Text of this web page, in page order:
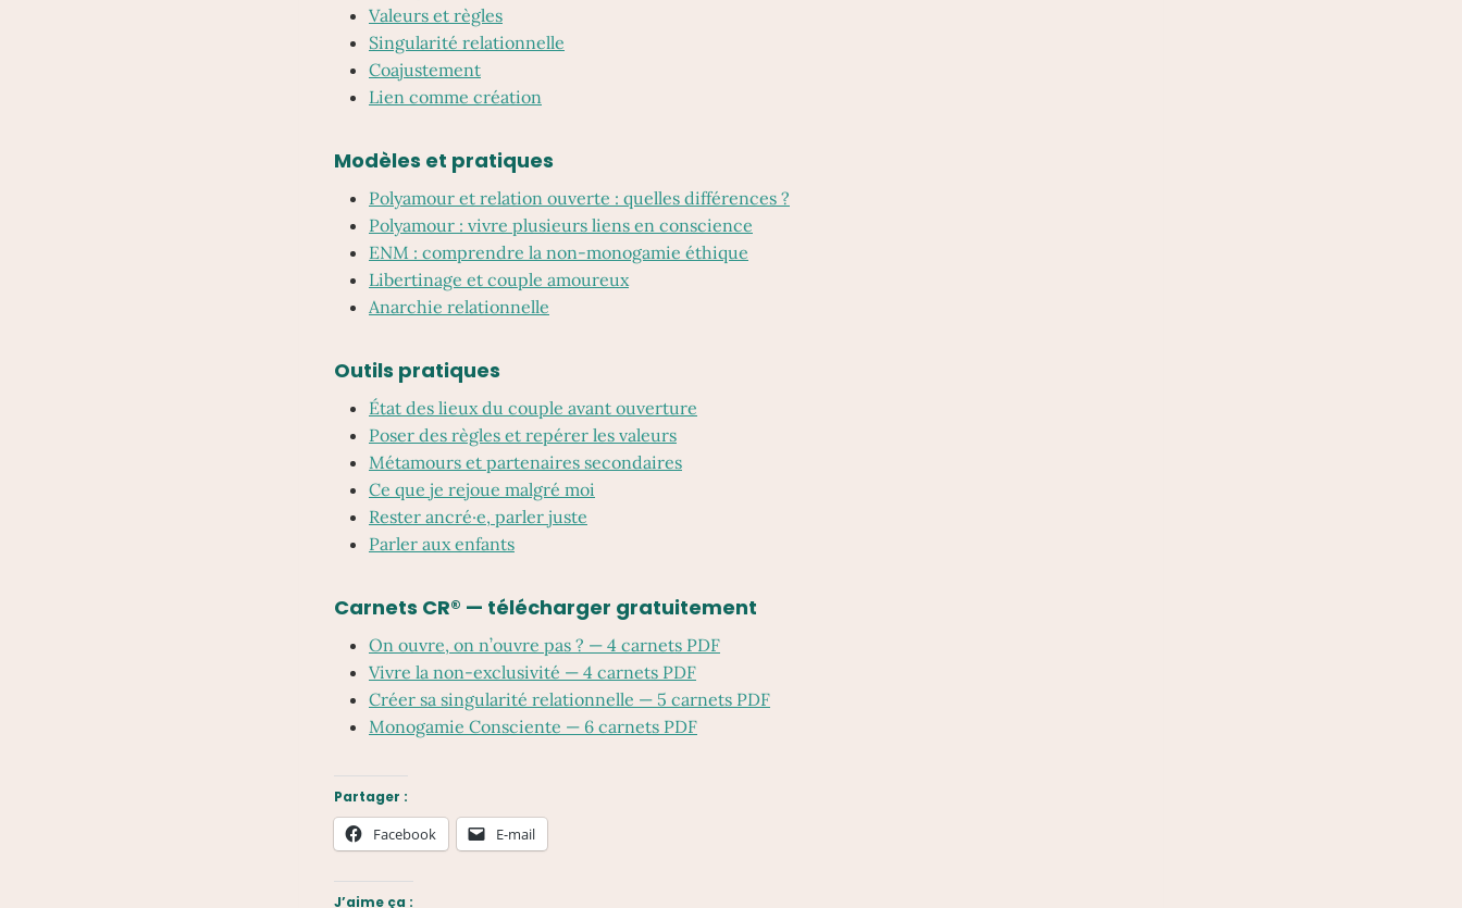
Valeurs et règles
Singularité relationnelle
Coajustement
Lien comme création
Modèles et pratiques
Polyamour et relation ouverte : quelles différences ?
Polyamour : vivre plusieurs liens en conscience
ENM : comprendre la non-monogamie éthique
Libertinage et couple amoureux
Anarchie relationnelle
Outils pratiques
État des lieux du couple avant ouverture
Poser des règles et repérer les valeurs
Métamours et partenaires secondaires
Ce que je rejoue malgré moi
Rester ancré·e, parler juste
Parler aux enfants
Carnets CR® — télécharger gratuitement
On ouvre, on n’ouvre pas ? — 4 carnets PDF
Vivre la non-exclusivité — 4 carnets PDF
Créer sa singularité relationnelle — 5 carnets PDF
Monogamie Consciente — 6 carnets PDF
Partager :
Facebook E-mail
J’aime ça :